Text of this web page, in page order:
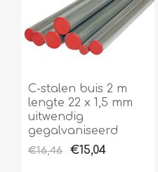
C-stalen buis 2 m
lengte 22 x 1,5 mm
uitwendig
gegalvaniseerd
€16,46 €15,04